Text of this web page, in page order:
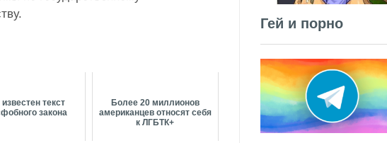
текст
закона
Более 20 миллионов
американцев относят себя
к ЛГБТК+
Гей и порно